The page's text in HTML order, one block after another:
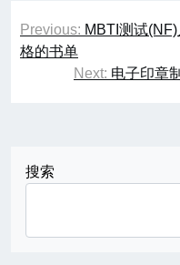
文
章
Previous: MBTI测试
格的书单
Next: 电子印章
搜索